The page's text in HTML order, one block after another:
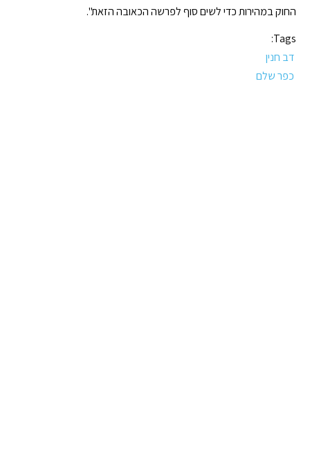
החוק במהירות כדי לשים סוף לפרשה הכאובה הזאת".
Tags:
דב חנין
כפר שלם